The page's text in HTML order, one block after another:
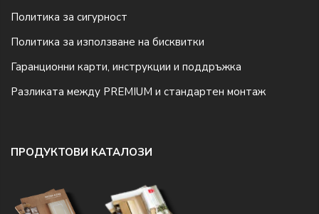
Политика за сигурност
Политика за използване на бисквитки
Гаранционни карти, инструкции и поддръжка
Разликата между PREMIUM и стандартен монтаж
ПРОДУКТОВИ КАТАЛОЗИ